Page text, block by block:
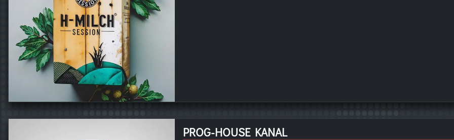
PROG-HOUSE KANAL